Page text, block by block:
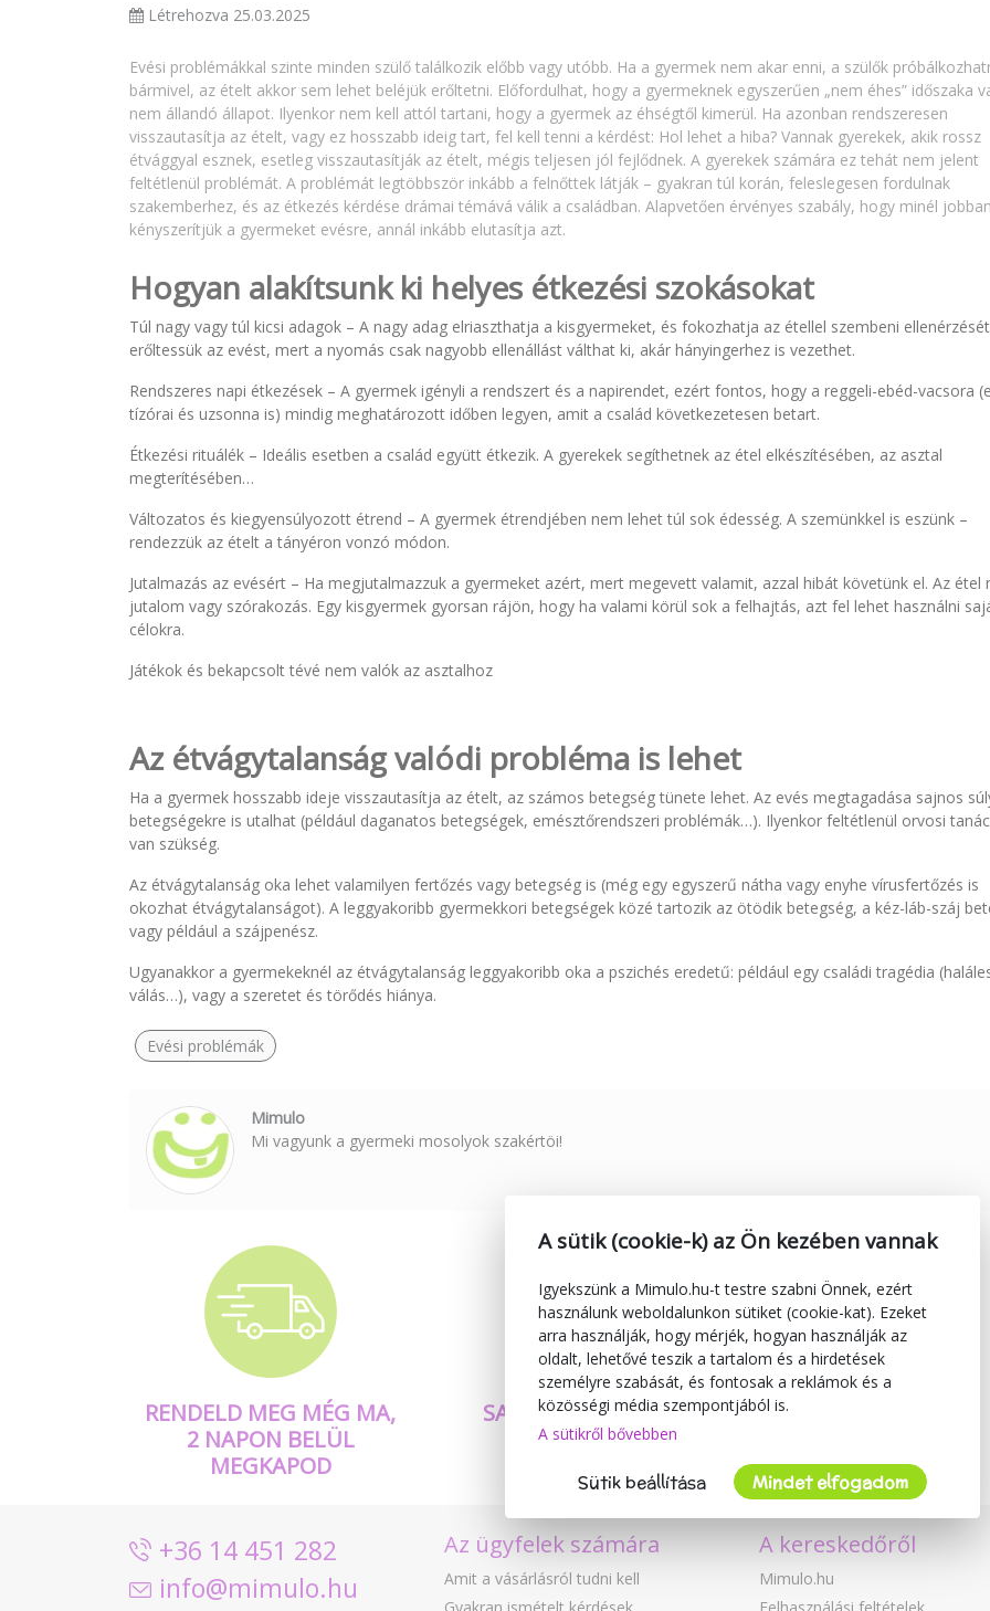
Létrehozva 25.03.2025
Evési problémákkal szinte minden szülő találkozik előbb vagy utóbb. Ha a gyermek nem akar enni, a szülők
bármivel, az ételt akkor sem lehet beléjük erőltetni. Előfordulhat, hogy a gyermeknek egyszerűen „nem éhes” időszaka
nem állandó állapot. Ilyenkor nem kell attól tartani, hogy a gyermek az éhségtől kimerül. Ha azonban rendszeresen
visszautasítja az ételt, vagy ez hosszabb ideig tart, fel kell tenni a kérdést: Hol lehet a hiba? Vannak gyerekek, akik rossz
étvággyal esznek, esetleg visszautasítják az ételt, mégis teljesen jól fejlődnek. A gyerekek számára ez tehát nem jelent
feltétlenül problémát. A problémát legtöbbször inkább a felnőttek látják – gyakran túl korán, feleslegesen fordulnak
szakemberhez, és az étkezés kérdése drámai témává válik a családban. Alapvetően érvényes szabály, hogy minél jobban
kényszerítjük a gyermeket evésre, annál inkább elutasítja azt.
Hogyan alakítsunk ki helyes étkezési szokásokat
Túl nagy vagy túl kicsi adagok – A nagy adag elriaszthatja a kisgyermeket, és fokozhatja az étellel szembeni
erőltessük az evést, mert a nyomás csak nagyobb ellenállást válthat ki, akár hányingerhez is vezethet.
Rendszeres napi étkezések – A gyermek igényli a rendszert és a napirendet, ezért fontos, hogy a reggeli-ebéd-vacsora
tízórai és uzsonna is) mindig meghatározott időben legyen, amit a család következetesen betart.
Étkezési rituálék – Ideális esetben a család együtt étkezik. A gyerekek segíthetnek az étel elkészítésében, az asztal
megterítésében…
Változatos és kiegyensúlyozott étrend – A gyermek étrendjében nem lehet túl sok édesség. A szemünkkel is eszünk –
rendezzük az ételt a tányéron vonzó módon.
Jutalmazás az evésért – Ha megjutalmazzuk a gyermeket azért, mert megevett valamit, azzal hibát követünk el. Az étel
jutalom vagy szórakozás. Egy kisgyermek gyorsan rájön, hogy ha valami körül sok a felhajtás, azt fel lehet használni
célokra.
Játékok és bekapcsolt tévé nem valók az asztalhoz
Az étvágytalanság valódi probléma is lehet
Ha a gyermek hosszabb ideje visszautasítja az ételt, az számos betegség tünete lehet. Az evés megtagadása sajnos
betegségekre is utalhat (például daganatos betegségek, emésztőrendszeri problémák…). Ilyenkor feltétlenül orvosi
van szükség.
Az étvágytalanság oka lehet valamilyen fertőzés vagy betegség is (még egy egyszerű nátha vagy enyhe vírusfertőzés is
okozhat étvágytalanságot). A leggyakoribb gyermekkori betegségek közé tartozik az ötödik betegség, a kéz-láb-száj
vagy például a szájpenész.
Ugyanakkor a gyermekeknél az étvágytalanság leggyakoribb oka a pszichés eredetű: például egy családi tragédia
válás…), vagy a szeretet és törődés hiánya.
Evési problémák
Mimulo
Mi vagyunk a gyermeki mosolyok szakértöi!
RENDELD MEG MÉG MA,
2 NAPON BELÜL
MEGKAPOD
SAJÁT TERMÉKEKET
KÉSZÍTÜNK
+36 14 451 282
info@mimulo.hu
Az ügyfelek számára
Amit a vásárlásról tudni kell
A kereskedőről
Mimulo.hu
A sütik (cookie-k) az Ön kezében vannak
Igyekszünk a Mimulo.hu-t testre szabni Önnek, ezért
használunk weboldalunkon sütiket (cookie-kat). Ezeket
arra használják, hogy mérjék, hogyan használják az
oldalt, lehetővé teszik a tartalom és a hirdetések
személyre szabását, és fontosak a reklámok és a
közösségi média szempontjából is.
A sütikről bővebben
Sütik beállítása Mindet elfogadom